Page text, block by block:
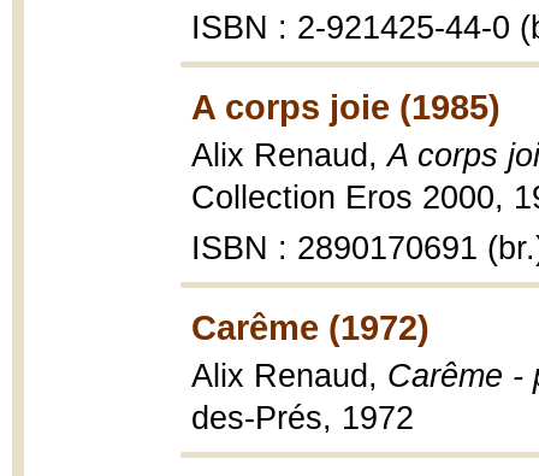
ISBN : 2-921425-44-0
A corps joie (1985)
Alix Renaud,A corps
Collection Eros 2000,
ISBN : 2890170691
Carême (1972)
Alix Renaud, Carême -
des-Prés, 1972